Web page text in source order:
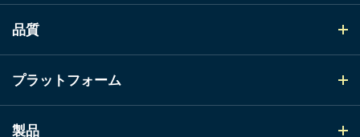
品質
プラットフォーム
製品